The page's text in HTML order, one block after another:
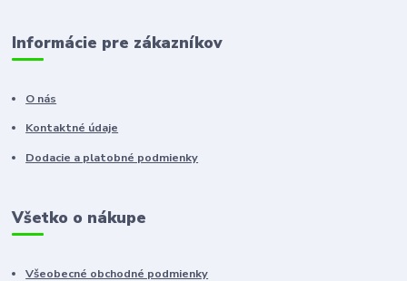
Informácie pre zákazníkov
O nás
Kontaktné údaje
Dodacie a platobné podmienky
Všetko o nákupe
Všeobecné obchodné podmienky